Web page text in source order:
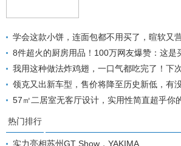
学会这款小饼，连面包都不用买了，暄软又
8件超火的厨房用品！100万网友爆赞：这是
我用这种做法炸鸡翅，一口气都吃完了！下
领克又出新车型，售价将降至历史新低，有
57㎡二居室无客厅设计，实用性简直超乎你
热门排行
实力亮相苏州GT Show，YAKIMA